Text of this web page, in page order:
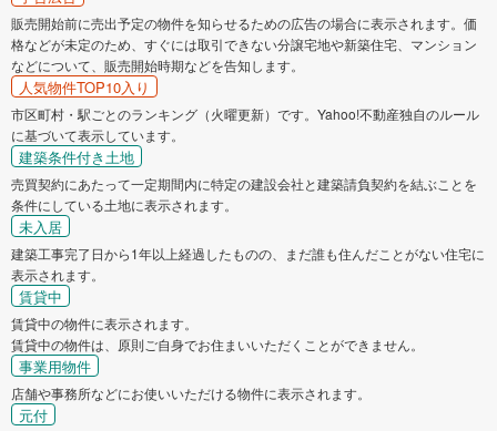
販売開始前に売出予定の物件を知らせるための広告の場合に表示されます。価
格などが未定のため、すぐには取引できない分譲宅地や新築住宅、マンション
などについて、販売開始時期などを告知します。
人気物件TOP10入り
市区町村・駅ごとのランキング（火曜更新）です。Yahoo!不動産独自のルール
に基づいて表示しています。
建築条件付き土地
売買契約にあたって一定期間内に特定の建設会社と建築請負契約を結ぶことを
条件にしている土地に表示されます。
未入居
建築工事完了日から1年以上経過したものの、まだ誰も住んだことがない住宅に
表示されます。
賃貸中
賃貸中の物件に表示されます。
賃貸中の物件は、原則ご自身でお住まいいただくことができません。
事業用物件
店舗や事務所などにお使いいただける物件に表示されます。
元付